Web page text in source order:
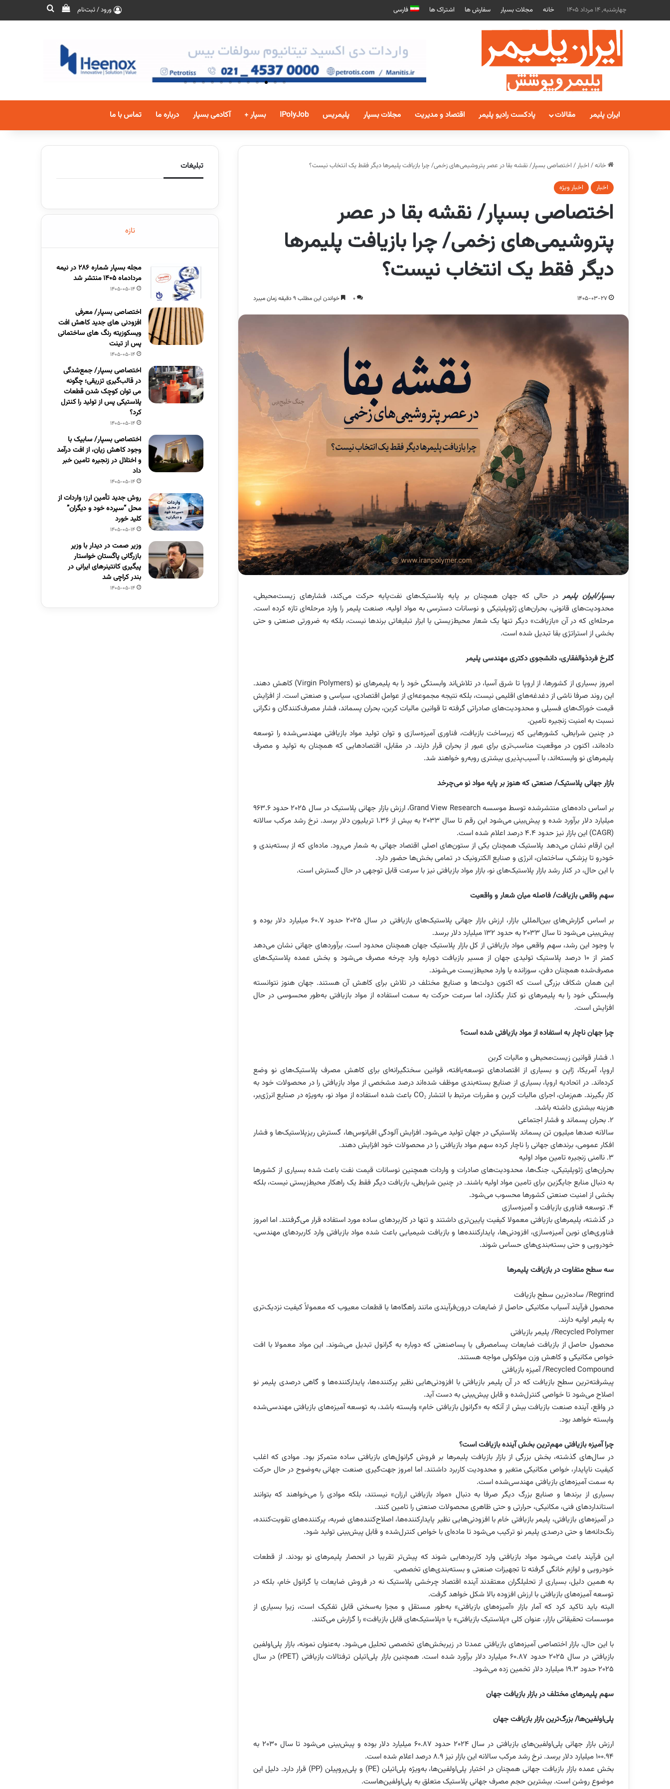
چهارشنبه, 14 مرداد 1405 خانه مجلات بسپار سفارش ها اشتراک ها فارسی ورود / ثبت‌نام
ایران پلیمر مقالات پادکست رادیو پلیمر اقتصاد و مدیریت مجلات بسپار پلیمریس IPolyJob بسپار + آکادمی بسپار درباره ما تماس با ما
خانه/ اخبار/ اختصاصی بسپار/ نقشه بقا در عصر پتروشیمی‌های زخمی/ چرا بازیافت پلیمرها دیگر فقط یک انتخاب نیست؟
اخبار اخبار ویژه
اختصاصی بسپار/ نقشه بقا در عصر
پتروشیمی‌های زخمی/ چرا بازیافت پلیمرها
دیگر فقط یک انتخاب نیست؟
1405-03-27
0 خواندن این مطلب 9 دقیقه زمان میبرد
بسپار/ایران پلیمردر حالی‌ که جهان همچنان بر پایه پلاستیک‌های نفت‌پایه حرکت می‌کند، فشارهای زیست‌محیطی،
محدودیت‌های قانونی، بحران‌های ژئوپلیتیکی و نوسانات دسترسی به مواد اولیه، صنعت پلیمر را وارد مرحله‌ای تازه کرده است.
مرحله‌ای که در آن «بازیافت» دیگر تنها یک شعار محیط‌زیستی یا ابزار تبلیغاتی برندها نیست، بلکه به ضرورتی صنعتی و حتی
بخشی از استراتژی بقا تبدیل شده است.
گلرخ فردذوالفقاری، دانشجوی دکتری مهندسی پلیمر
امروز بسیاری از کشورها، از اروپا تا شرق آسیا، در تلاش‌اند وابستگی خود را به پلیمرهای نو (Virgin Polymers) کاهش دهند.
این روند صرفا ناشی از دغدغه‌های اقلیمی نیست، بلکه نتیجه مجموعه‌ای از عوامل اقتصادی، سیاسی و صنعتی است. از افزایش
قیمت خوراک‌های فسیلی و محدودیت‌های صادراتی گرفته تا قوانین مالیات کربن، بحران پسماند، فشار مصرف‌کنندگان و نگرانی
نسبت به امنیت زنجیره تامین.
در چنین شرایطی، کشورهایی که زیرساخت بازیافت، فناوری آمیزه‌سازی و توان تولید مواد بازیافتی مهندسی‌شده را توسعه
داده‌اند، اکنون در موقعیت مناسب‌تری برای عبور از بحران قرار دارند. در مقابل، اقتصادهایی که همچنان به تولید و مصرف
پلیمرهای نو وابسته‌اند، با آسیب‌پذیری بیشتری روبه‌رو خواهند شد.
بازار جهانی پلاستیک/ صنعتی که هنوز بر پایه مواد نو می‌چرخد
بر اساس داده‌های منتشرشده توسط موسسه Grand View Research، ارزش بازار جهانی پلاستیک در سال ۲۰۲۵ حدود ۹۶۳.۶
میلیارد دلار برآورد شده و پیش‌بینی می‌شود این رقم تا سال ۲۰۳۳ به بیش از ۱.۳۶ تریلیون دلار برسد. نرخ رشد مرکب سالانه
(CAGR) این بازار نیز حدود ۴.۴ درصد اعلام شده است.
این ارقام نشان می‌دهد پلاستیک همچنان یکی از ستون‌های اصلی اقتصاد جهانی به شمار می‌رود. ماده‌ای که از بسته‌بندی و
خودرو تا پزشکی، ساختمان، انرژی و صنایع الکترونیک در تمامی بخش‌ها حضور دارد.
با این حال، در کنار رشد بازار پلاستیک‌های نو، بازار مواد بازیافتی نیز با سرعت قابل توجهی در حال گسترش است.
سهم واقعی بازیافت/ فاصله میان شعار و واقعیت
بر اساس گزارش‌های بین‌المللی بازار، ارزش بازار جهانی پلاستیک‌های بازیافتی در سال ۲۰۲۵ حدود ۶۰.۷ میلیارد دلار بوده و
پیش‌بینی می‌شود تا سال ۲۰۳۳ به حدود ۱۳۲ میلیارد دلار برسد.
با وجود این رشد، سهم واقعی مواد بازیافتی از کل بازار پلاستیک جهان همچنان محدود است. برآوردهای جهانی نشان می‌دهد
کمتر از ۱۰ درصد پلاستیک تولیدی جهان از مسیر بازیافت دوباره وارد چرخه مصرف می‌شود و بخش عمده پلاستیک‌های
مصرف‌شده همچنان دفن، سوزانده یا وارد محیط‌زیست می‌شوند.
این همان شکاف بزرگی است که اکنون دولت‌ها و صنایع مختلف در تلاش برای کاهش آن هستند. جهان هنوز نتوانسته
وابستگی خود را به پلیمرهای نو کنار بگذارد، اما سرعت حرکت به سمت استفاده از مواد بازیافتی به‌طور محسوسی در حال
افزایش است.
چرا جهان ناچار به استفاده از مواد بازیافتی شده است؟
۱. فشار قوانین زیست‌محیطی و مالیات کربن
اروپا، آمریکا، ژاپن و بسیاری از اقتصادهای توسعه‌یافته، قوانین سختگیرانه‌ای برای کاهش مصرف پلاستیک‌های نو وضع
کرده‌اند. در اتحادیه اروپا، بسیاری از صنایع بسته‌بندی موظف شده‌اند درصد مشخصی از مواد بازیافتی را در محصولات خود به
کار بگیرند. هم‌زمان، اجرای مالیات کربن و مقررات مرتبط با انتشار CO₂ باعث شده استفاده از مواد نو، به‌ویژه در صنایع انرژی‌بر،
هزینه بیشتری داشته باشد.
۲. بحران پسماند و فشار اجتماعی
سالانه صدها میلیون تن پسماند پلاستیکی در جهان تولید می‌شود. افزایش آلودگی اقیانوس‌ها، گسترش ریزپلاستیک‌ها و فشار
افکار عمومی، برندهای جهانی را ناچار کرده سهم مواد بازیافتی را در محصولات خود افزایش دهند.
۳. ناامنی زنجیره تامین مواد اولیه
بحران‌های ژئوپلیتیکی، جنگ‌ها، محدودیت‌های صادرات و واردات همچنین نوسانات قیمت نفت باعث شده بسیاری از کشورها
به دنبال منابع جایگزین برای تامین مواد اولیه باشند. در چنین شرایطی، بازیافت دیگر فقط یک راهکار محیط‌زیستی نیست، بلکه
بخشی از امنیت صنعتی کشورها محسوب می‌شود.
۴. توسعه فناوری بازیافت و آمیزه‌سازی
در گذشته، پلیمرهای بازیافتی معمولا کیفیت پایین‌تری داشتند و تنها در کاربردهای ساده مورد استفاده قرار می‌گرفتند. اما امروز
فناوری‌های نوین آمیزه‌سازی، افزودنی‌ها، پایدارکننده‌ها و بازیافت شیمیایی باعث شده مواد بازیافتی وارد کاربردهای مهندسی،
خودرویی و حتی بسته‌بندی‌های حساس شوند.
سه سطح متفاوت در بازیافت پلیمرها
Regrind/ ساده‌ترین سطح بازیافت
محصول فرآیند آسیاب مکانیکی حاصل از ضایعات درون‌فرآیندی مانند راهگاه‌ها یا قطعات معیوب که معمولاً کیفیت نزدیک‌تری
به پلیمر اولیه دارند.
Recycled Polymer/ پلیمر بازیافتی
محصول حاصل از بازیافت ضایعات پسامصرفی یا پساصنعتی که دوباره به گرانول تبدیل می‌شوند. این مواد معمولا با افت
خواص مکانیکی و کاهش وزن مولکولی مواجه هستند.
Recycled Compound/ آمیزه بازیافتی
پیشرفته‌ترین سطح بازیافت که در آن پلیمر بازیافتی با افزودنی‌هایی نظیر پرکننده‌ها، پایدارکننده‌ها و گاهی درصدی پلیمر نو
اصلاح می‌شود تا خواصی کنترل‌شده و قابل پیش‌بینی به دست آید.
در واقع، آینده صنعت بازیافت بیش از آنکه به «گرانول بازیافتی خام» وابسته باشد، به توسعه آمیزه‌های بازیافتی مهندسی‌شده
وابسته خواهد بود.
چرا آمیزه بازیافتی مهم‌ترین بخش آینده بازیافت است؟
در سال‌های گذشته، بخش بزرگی از بازار بازیافت پلیمرها بر فروش گرانول‌های بازیافتی ساده متمرکز بود. موادی که اغلب
کیفیت ناپایدار، خواص مکانیکی متغیر و محدودیت کاربرد داشتند. اما امروز جهت‌گیری صنعت جهانی به‌وضوح در حال حرکت
به سمت آمیزه‌های بازیافتی مهندسی‌شده است.
بسیاری از برندها و صنایع بزرگ دیگر صرفا به دنبال «مواد بازیافتی ارزان» نیستند، بلکه موادی را می‌خواهند که بتوانند
استانداردهای فنی، مکانیکی، حرارتی و حتی ظاهری محصولات صنعتی را تامین کنند.
در آمیزه‌های بازیافتی، پلیمر بازیافتی خام با افزودنی‌هایی نظیر پایدارکننده‌ها، اصلاح‌کننده‌های ضربه، پرکننده‌های تقویت‌کننده،
رنگ‌دانه‌ها و حتی درصدی پلیمر نو ترکیب می‌شود تا ماده‌ای با خواص کنترل‌شده و قابل پیش‌بینی تولید شود.
این فرآیند باعث می‌شود مواد بازیافتی وارد کاربردهایی شوند که پیش‌تر تقریبا در انحصار پلیمرهای نو بودند. از قطعات
خودرویی و لوازم خانگی گرفته تا تجهیزات صنعتی و بسته‌بندی‌های تخصصی.
به همین دلیل، بسیاری از تحلیلگران معتقدند آینده اقتصاد چرخشی پلاستیک نه در فروش ضایعات یا گرانول خام، بلکه در
توسعه آمیزه‌های بازیافتی با ارزش افزوده بالا شکل خواهد گرفت.
البته باید تاکید کرد که آمار بازار «آمیزه‌های بازیافتی» به‌طور مستقل و مجزا به‌سختی قابل تفکیک است، زیرا بسیاری از
موسسات تحقیقاتی بازار، عنوان کلی «پلاستیک بازیافتی» یا «پلاستیک‌های قابل بازیافت» را گزارش می‌کنند.
با این حال، بازار اختصاصی آمیزه‌های بازیافتی عمدتا در زیربخش‌های تخصصی تحلیل می‌شود. به‌عنوان نمونه، بازار پلی‌اولفین
بازیافتی در سال ۲۰۲۵ حدود ۶۰.۸۷ میلیارد دلار برآورد شده است. همچنین بازار پلی‌اتیلن ترفتالات بازیافتی (rPET) در سال
۲۰۲۵ حدود ۱۹.۳ میلیارد دلار تخمین زده می‌شود.
سهم پلیمرهای مختلف در بازار بازیافت جهان
پلی‌اولفین‌ها/ بزرگ‌ترین بازار بازیافت جهان
ارزش بازار جهانی پلی‌اولفین‌های بازیافتی در سال ۲۰۲۴ حدود ۶۰.۸۷ میلیارد دلار بوده و پیش‌بینی می‌شود تا سال ۲۰۳۰ به
۱۰۰.۹۴ میلیارد دلار برسد. نرخ رشد مرکب سالانه این بازار نیز ۸.۹ درصد اعلام شده است.
بخش عمده بازار بازیافت جهانی همچنان در اختیار پلی‌اولفین‌ها، به‌ویژه پلی‌اتیلن (PE) و پلی‌پروپیلن (PP) قرار دارد. دلیل این
موضوع روشن است. بیشترین حجم مصرف جهانی پلاستیک متعلق به پلی‌اولفین‌هاست.
تبلیغات
تازه
مجله بسپار شماره 286 در نیمه
مردادماه 1405 منتشر شد
1405-05-14
اختصاصی بسپار/ معرفی
افزودنی های جدید کاهش افت
ویسکوزیته رنگ های ساختمانی
پس از تینت
1405-05-14
اختصاصی بسپار/ جمع‌شدگی
در قالب‌گیری تزریقی؛ چگونه
می توان کوچک شدن قطعات
پلاستیکی پس از تولید را کنترل
کرد؟
1405-05-14
اختصاصی بسپار/ سابیک با
وجود کاهش زیان، از افت درآمد
و اختلال در زنجیره تامین خبر
داد
1405-05-14
روش جدید تأمین ارز؛ واردات از
محل “سپرده خود و دیگران”
کلید خورد
1405-05-14
وزیر صمت در دیدار با وزیر
بازرگانی پاگستان خواستار
پیگیری کانتینرهای ایرانی در
بندر کراچی شد
1405-05-14